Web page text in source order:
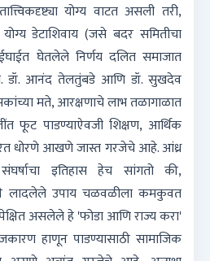
योग्य वाटत असली तरी,
योग्य डेटाशिवाय (जसे बदर समितीचा
घेतलेले निर्णय दलित समाजात
डॉ. आनंद तेलतुंबडे आणि डॉ. सुखदेव
मते, आरक्षणाचे लाभ तळागाळात
फूट पाडण्याऐवजी शिक्षण, आर्थिक
धोरणे आखणे जास्त गरजेचे आहे. आंध्र
संघर्षाचा इतिहास हेच सांगतो की,
लादलेले उपाय चळवळीला कमकुवत
असलेले हे 'फोडा आणि राज्य करा'
हाणून पाडण्यासाठी सामाजिक